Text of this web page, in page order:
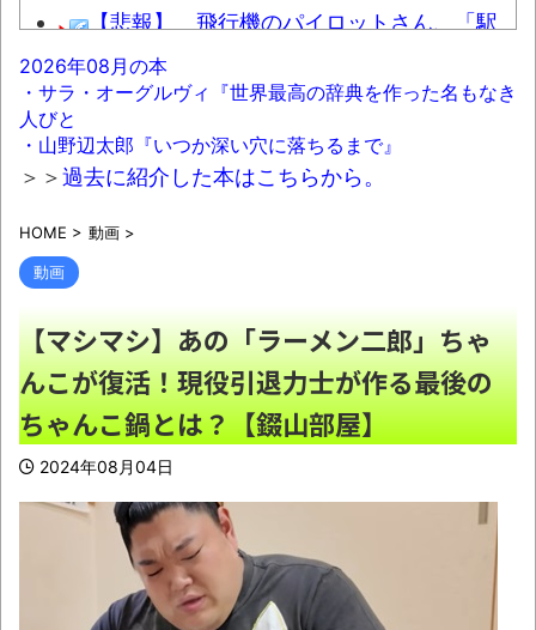
【悲報】 飛行機のパイロットさん、「駅
弁」を食べていることがバレる……
【悲報】九州名物の鶏刺しを食べた医師、
全身麻痺になり車椅子生活「死んだ方が良いと
思った」NEW!
流域で深刻な洪水被害
白浜町「100万やるからパンダに代わる観光
資源考えて」NEW!
【画像】新聞さん、壮大な縦読みを仕込ん
でしまう・・・
論争になった「ディスク販売終了」、カプ
コンの回答と衝撃の詳細がコチラ・・・「え？
ウチはデジタルが9割なんで特に影響ないっす
よｗ」NEW!
2026年08月の本
・サラ・オーグルヴィ『世界最高の辞典を作った名もなき
人びと
・山野辺太郎『いつか深い穴に落ちるまで』
＞＞過去に紹介した本はこちらから。
HOME > 動画 >
動画
【マシマシ】あの「ラーメン二郎」ちゃ
んこが復活！現役引退力士が作る最後の
ちゃんこ鍋とは？【錣山部屋】
2024年08月04日